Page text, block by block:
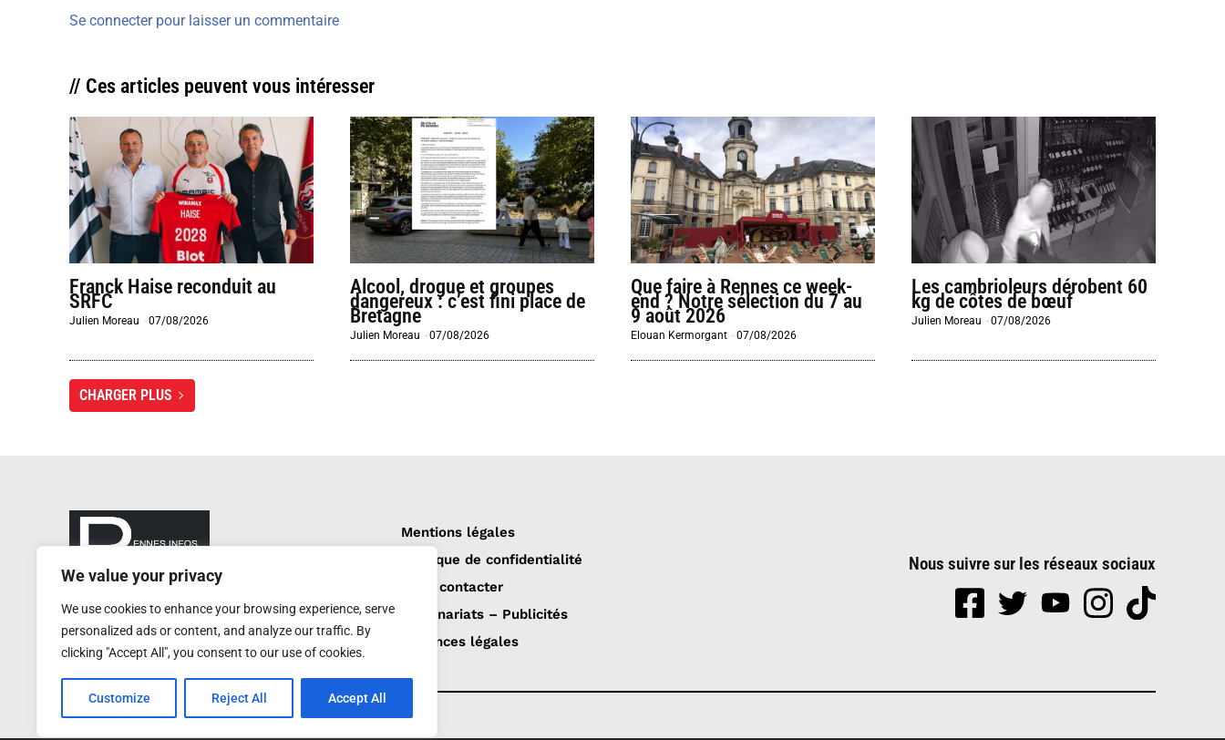
We value your privacy
We use cookies to enhance your browsing experience, serve
personalized ads or content, and analyze our traffic. By
clicking "Accept All", you consent to our use of cookies.
Customize Reject All Accept All
Se connecter pour laisser un commentaire
// Ces articles peuvent vous intéresser
Franck Haise reconduit au
SRFC
Julien Moreau -07/08/2026
Alcool, drogue et groupes
dangereux : c’est fini place de
Bretagne
Julien Moreau -07/08/2026
Que faire à Rennes ce week-
end ? Notre sélection du 7 au
9 août 2026
Elouan Kermorgant -07/08/2026
Les cambrioleurs dérobent 60
kg de côtes de bœuf
Julien Moreau -07/08/2026
CHARGER PLUS
rennesinfosautrement@gmail.com
RCS de Rennes : 752 406 884
Service de presse : 0620 W
Mentions légales
Politique de confidentialité
Nous contacter
Partenariats – Publicités
Annonces légales
Nous suivre sur les réseaux sociaux